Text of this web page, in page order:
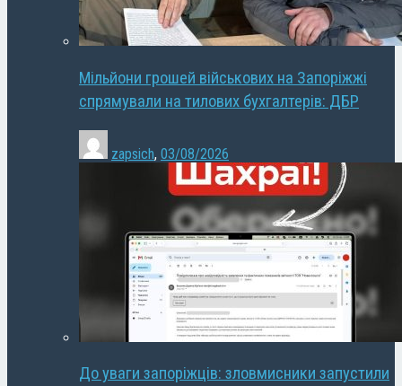
Мільйони грошей військових на Запоріжжі
спрямували на тилових бухгалтерів: ДБР
zapsich, 03/08/2026
До уваги запоріжців: зловмисники запустили